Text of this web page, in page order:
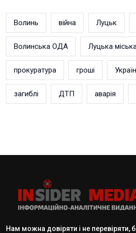
Волинь війна Луцьк
Волинська ОДА Луцька
прокуратура гроші
загиблі ДТП аварія
Нам можна довіряти і не перевіряти,